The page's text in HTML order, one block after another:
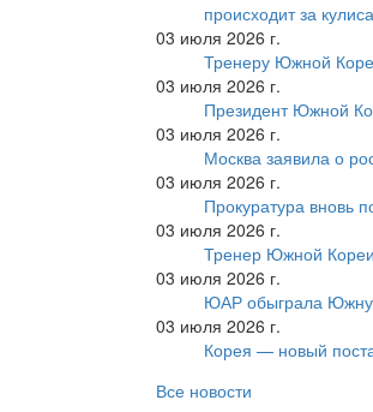
происходит за
03 июля 2026 г.
Тренеру Южной
03 июля 2026 г.
Президент Южной
03 июля 2026 г.
Москва заявила о
03 июля 2026 г.
Прокуратура вновь
03 июля 2026 г.
Тренер Южной Кореи
03 июля 2026 г.
ЮАР обыграла
03 июля 2026 г.
Корея — новый
Все новости